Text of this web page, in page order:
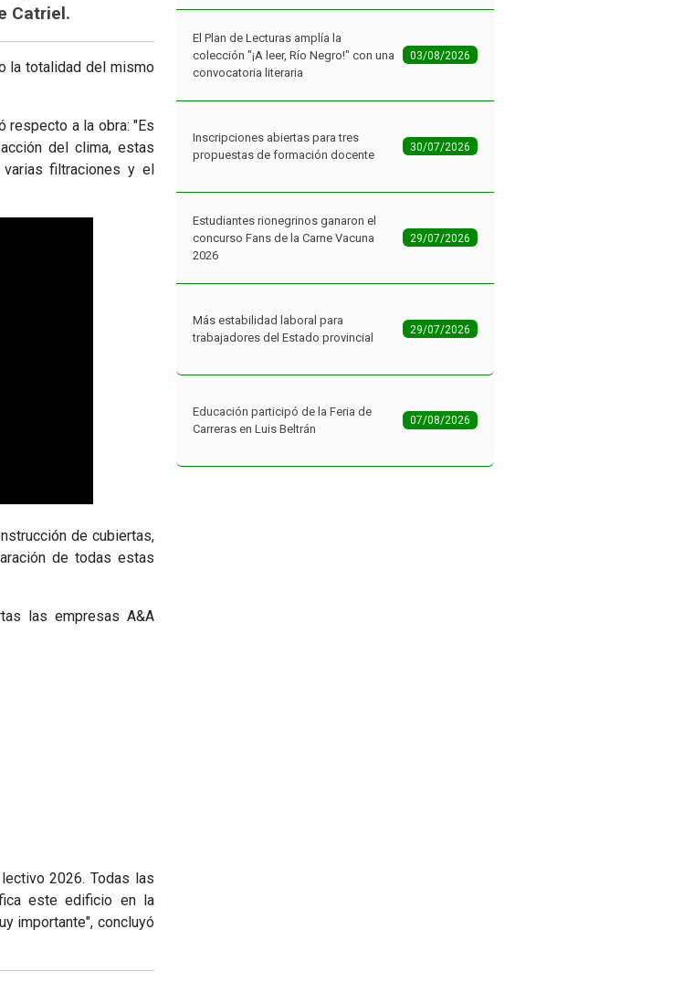
Catriel.
la totalidad del mismo
respecto a la obra: "Es
del clima, estas
filtraciones y el
de cubiertas,
de todas estas
las empresas A&A
2026. Todas las
este edificio en la
importante", concluyó
El Plan de Lecturas amplía la
colección "¡A leer, Río Negro!" con una
convocatoria literaria
03/08/2026
Inscripciones abiertas para tres
propuestas de formación docente
30/07/2026
Estudiantes rionegrinos ganaron el
concurso Fans de la Carne Vacuna
2026
29/07/2026
Más estabilidad laboral para
trabajadores del Estado provincial
29/07/2026
Educación participó de la Feria de
Carreras en Luis Beltrán
07/08/2026